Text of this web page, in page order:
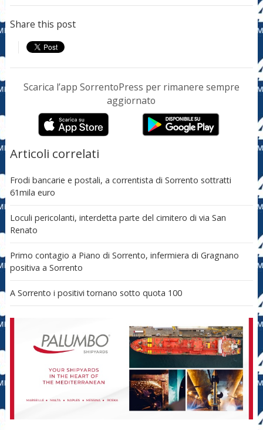
Share this post
Scarica l’app SorrentoPress per rimanere sempre
aggiornato
Articoli correlati
Frodi bancarie e postali, a correntista di Sorrento sottratti
61mila euro
Loculi pericolanti, interdetta parte del cimitero di via San
Renato
Primo contagio a Piano di Sorrento, infermiera di Gragnano
positiva a Sorrento
A Sorrento i positivi tornano sotto quota 100